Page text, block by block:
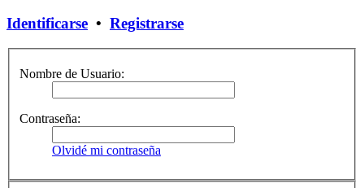
Identificarse • Registrarse
Nombre de Usuario:
Contraseña:
Olvidé mi contraseña